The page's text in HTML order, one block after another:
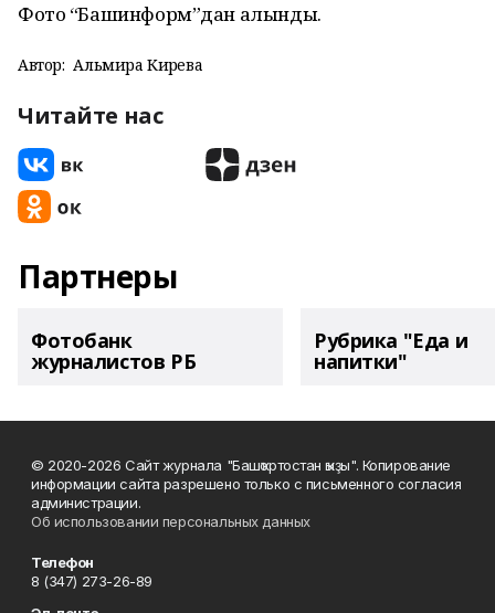
Фото “Башинформ”дан алынды.
Автор: Альмира Кирәева
Читайте нас
Партнеры
Фотобанк
журналистов РБ
Рубрика "Еда и
напитки"
© 2020-2026 Сайт журнала "Башҡортостан ҡыҙы". Копирование
информации сайта разрешено только с письменного согласия
администрации.
Об использовании персональных данных
Телефон
8 (347) 273-26-89